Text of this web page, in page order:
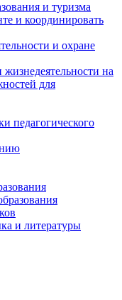
и туризма
и координировать
и охране
жизнедеятельности на
для
педагогического
и литературы